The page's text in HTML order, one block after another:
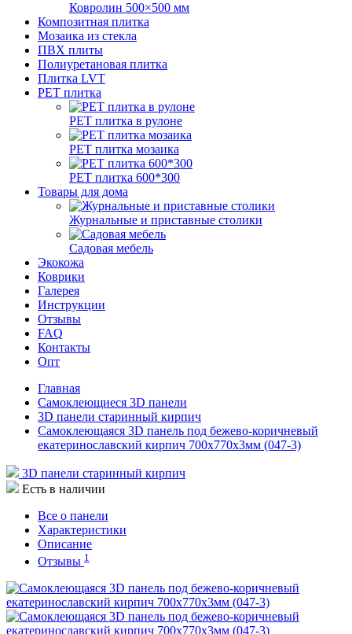
Ковролин 500×500 мм
Композитная плитка
Мозаика из стекла
ПВХ плиты
Полиуретановая плитка
Плитка LVT
РЕТ плитка
РЕТ плитка в рулоне
РЕТ плитка мозаика
РЕТ плитка 600*300
Товары для дома
Журнальные и приставные столики
Садовая мебель
Экокожа
Коврики
Галерея
Инструкции
Отзывы
FAQ
Контакты
Опт
Главная
Самоклеющиеся 3D панели
3D панели старинный кирпич
Самоклеющаяся 3D панель под бежево-коричневый
екатеринославский кирпич 700x770x3мм (047-3)
3D панели старинный кирпич
Есть в наличии
Все о панели
Характеристики
Описание
Отзывы 1